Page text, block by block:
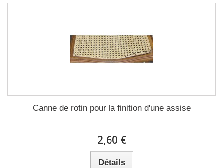
Canne de rotin pour la finition d'une assise
2,60 €
Détails